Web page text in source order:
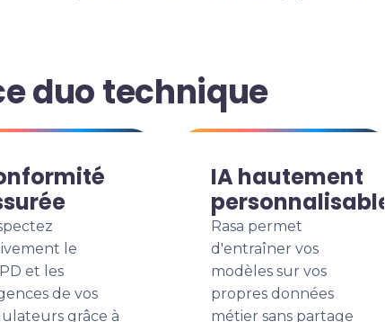
duo technique
le
et les
de vos
grâce à
IA hautement
personnalisable
Rasa permet
d'entraîner vos
modèles sur vos
propres données
métier sans partage